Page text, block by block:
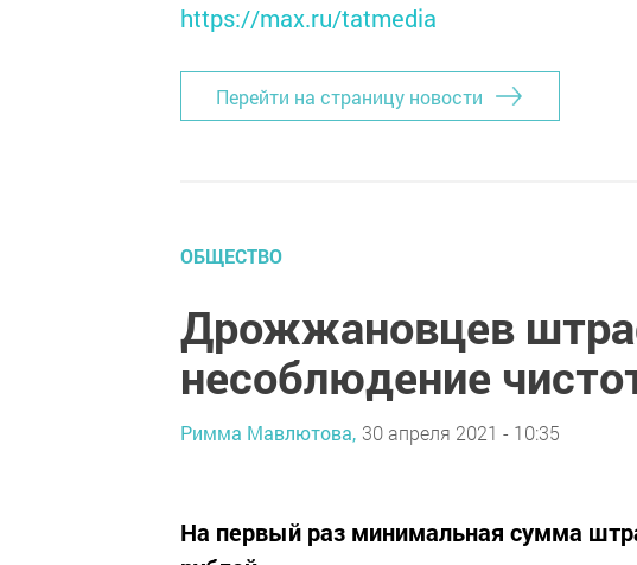
https://max.ru/tatmedia
Перейти на страницу новости
ОБЩЕСТВО
Дрожжановцев
несоблюдение
Римма Мавлютова, 30 апреля 2021 - 10:35
На первый раз минимальная сумма